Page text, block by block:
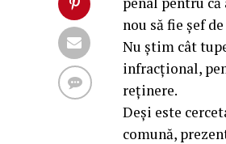
nou să fie șef
Nu știm cât
infracțional,
reținere.
Deși este
comună,